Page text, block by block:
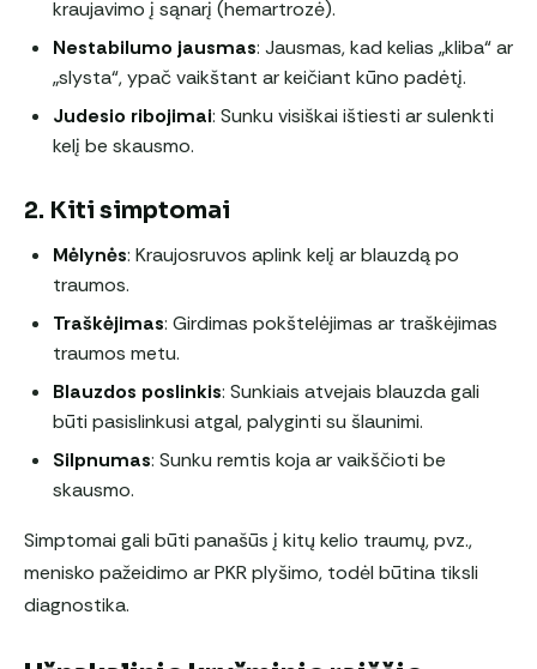
kraujavimo į sąnarį (hemartrozė).
Nestabilumo jausmas: Jausmas, kad kelias „kliba“ ar
„slysta“, ypač vaikštant ar keičiant kūno padėtį.
Judesio ribojimai: Sunku visiškai ištiesti ar sulenkti
kelį be skausmo.
2. Kiti simptomai
Mėlynės: Kraujosruvos aplink kelį ar blauzdą po
traumos.
Traškėjimas: Girdimas pokštelėjimas ar traškėjimas
traumos metu.
Blauzdos poslinkis: Sunkiais atvejais blauzda gali
būti pasislinkusi atgal, palyginti su šlaunimi.
Silpnumas: Sunku remtis koja ar vaikščioti be
skausmo.
Simptomai gali būti panašūs į kitų kelio traumų, pvz.,
menisko pažeidimo ar PKR plyšimo, todėl būtina tiksli
diagnostika.